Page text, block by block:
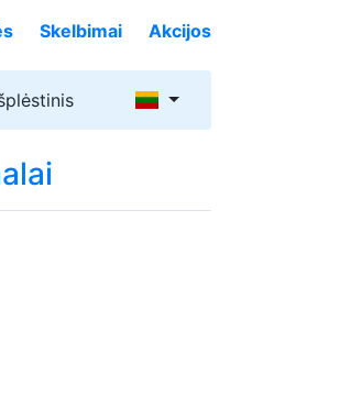
Skelbimai Akcijos